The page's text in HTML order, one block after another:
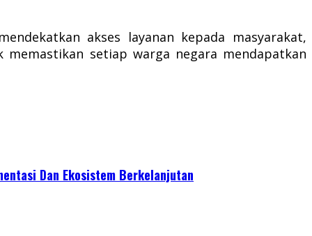
akses layanan kepada masyarakat,
setiap warga negara mendapatkan
Dan Ekosistem Berkelanjutan